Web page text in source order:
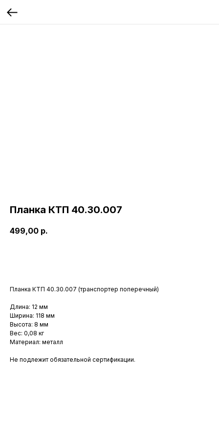
Планка КТП 40.30.007
499,00 р.
Планка КТП 40.30.007 (транспортер поперечный)
Длина: 12 мм
Ширина: 118 мм
Высота: 8 мм
Вес: 0,08 кг
Материал: металл
Не подлежит обязательной сертификации.